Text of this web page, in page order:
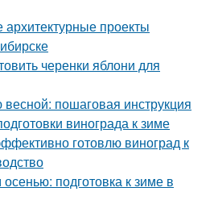
проекты
черенки яблони для
пошаговая инструкция
винограда к зиме
готовлю виноград к
подготовка к зиме в